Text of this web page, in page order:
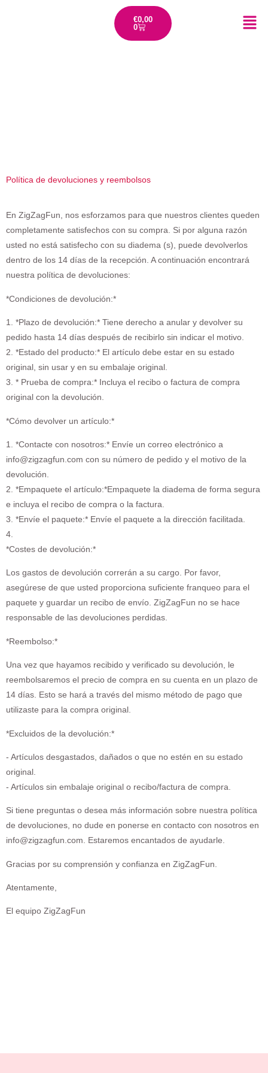
€0,00
0
Política de devoluciones y reembolsos
En ZigZagFun, nos esforzamos para que nuestros clientes queden
completamente satisfechos con su compra. Si por alguna razón
usted no está satisfecho con su diadema (s), puede devolverlos
dentro de los 14 días de la recepción. A continuación encontrará
nuestra política de devoluciones:
*Condiciones de devolución:*
1. *Plazo de devolución:* Tiene derecho a anular y devolver su
pedido hasta 14 días después de recibirlo sin indicar el motivo.
2. *Estado del producto:* El artículo debe estar en su estado
original, sin usar y en su embalaje original.
3. * Prueba de compra:* Incluya el recibo o factura de compra
original con la devolución.
*Cómo devolver un artículo:*
1. *Contacte con nosotros:* Envíe un correo electrónico a
info@zigzagfun.com con su número de pedido y el motivo de la
devolución.
2. *Empaquete el artículo:*Empaquete la diadema de forma segura
e incluya el recibo de compra o la factura.
3. *Envíe el paquete:* Envíe el paquete a la dirección facilitada.
4.
*Costes de devolución:*
Los gastos de devolución correrán a su cargo. Por favor,
asegúrese de que usted proporciona suficiente franqueo para el
paquete y guardar un recibo de envío. ZigZagFun no se hace
responsable de las devoluciones perdidas.
*Reembolso:*
Una vez que hayamos recibido y verificado su devolución, le
reembolsaremos el precio de compra en su cuenta en un plazo de
14 días. Esto se hará a través del mismo método de pago que
utilizaste para la compra original.
*Excluidos de la devolución:*
- Artículos desgastados, dañados o que no estén en su estado
original.
- Artículos sin embalaje original o recibo/factura de compra.
Si tiene preguntas o desea más información sobre nuestra política
de devoluciones, no dude en ponerse en contacto con nosotros en
info@zigzagfun.com. Estaremos encantados de ayudarle.
Gracias por su comprensión y confianza en ZigZagFun.
Atentamente,
El equipo ZigZagFun